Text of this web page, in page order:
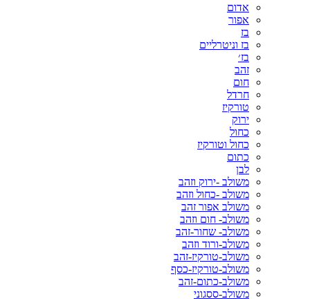
אדום
אפור
בז
בז וניטרליים
בז׳
זהב
חום
חרדל
טורקיז
ירוק
כחול
כחול וטורקיז
כתום
לבן
משולב -ירוק וזהב
משולב -כחול וזהב
משולב אפור זהב
משולב- חום וזהב
משולב- שחור-זהב
משולב-ורוד וזהב
משולב-טורקיז-זהב
משולב-טורקיז-כסף
משולב-כתום-זהב
משולב-ססגוני